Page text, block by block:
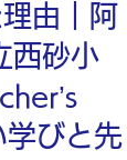
由｜阿
西砂小
学びと先